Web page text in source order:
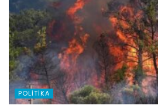
POLITIKA